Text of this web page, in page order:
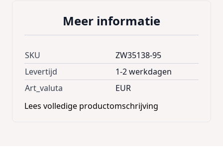
Meer informatie
SKU
ZW35138-95
Levertijd
1-2 werkdagen
Art_valuta
EUR
Lees volledige productomschrijving